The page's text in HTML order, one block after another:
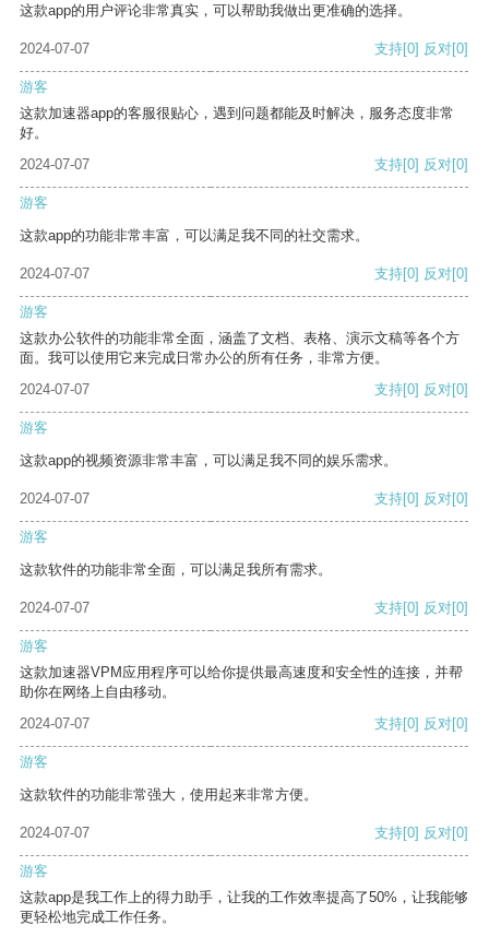
这款app的用户评论非常真实，可以帮助我做出更准确的选择。
2024-07-07 支持[0] 反对[0]
游客
这款加速器app的客服很贴心，遇到问题都能及时解决，服务态度非常
好。
2024-07-07
支持[0] 反对[0]
游客
这款app的功能非常丰富，可以满足我不同的社交需求。
2024-07-07 支持[0] 反对[0]
游客
这款办公软件的功能非常全面，涵盖了文档、表格、演示文稿等各个方
面。我可以使用它来完成日常办公的所有任务，非常方便。
2024-07-07
支持[0] 反对[0]
游客
这款app的视频资源非常丰富，可以满足我不同的娱乐需求。
2024-07-07 支持[0] 反对[0]
游客
这款软件的功能非常全面，可以满足我所有需求。
2024-07-07 支持[0] 反对[0]
游客
这款加速器VPM应用程序可以给你提供最高速度和安全性的连接，并帮
助你在网络上自由移动。
2024-07-07
支持[0] 反对[0]
游客
这款软件的功能非常强大，使用起来非常方便。
2024-07-07 支持[0] 反对[0]
游客
这款app是我工作上的得力助手，让我的工作效率提高了50%，让我能够
更轻松地完成工作任务。